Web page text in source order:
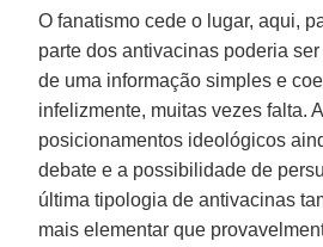
O fanatismo cede o lugar, aqui,
parte dos antivacinas poderia
de uma informação simples e
infelizmente, muitas vezes falta.
posicionamentos ideológicos
debate e a possibilidade de
última tipologia de antivacinas
mais elementar que